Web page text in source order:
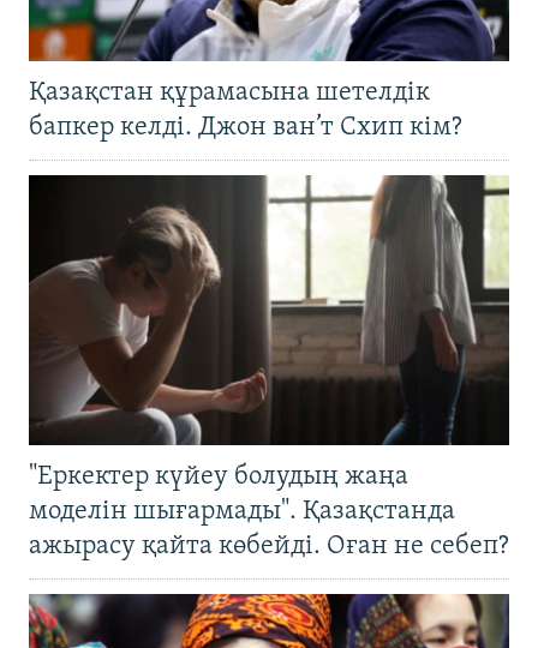
Қазақстан құрамасына шетелдік
бапкер келді. Джон ван’т Схип кім?
"Еркектер күйеу болудың жаңа
моделін шығармады". Қазақстанда
ажырасу қайта көбейді. Оған не себеп?